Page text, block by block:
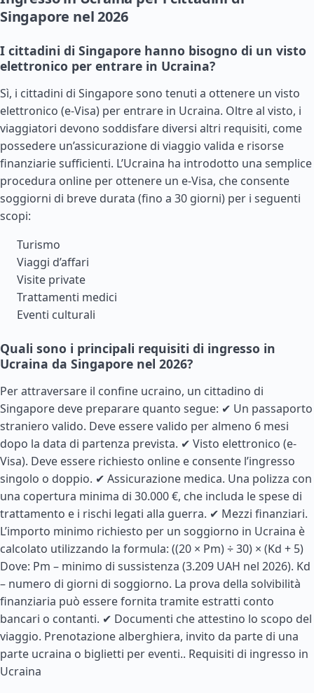
Singapore nel 2026
I cittadini di Singapore hanno bisogno di un visto
elettronico per entrare in Ucraina?
Sì, i cittadini di Singapore sono tenuti a ottenere un visto
elettronico (e-Visa) per entrare in Ucraina. Oltre al visto, i
viaggiatori devono soddisfare diversi altri requisiti, come
possedere un’assicurazione di viaggio valida e risorse
finanziarie sufficienti. L’Ucraina ha introdotto una semplice
procedura online per ottenere un e-Visa, che consente
soggiorni di breve durata (fino a 30 giorni) per i seguenti
scopi:
Turismo
Viaggi d’affari
Visite private
Trattamenti medici
Eventi culturali
Quali sono i principali requisiti di ingresso in
Ucraina da Singapore nel 2026?
Per attraversare il confine ucraino, un cittadino di
Singapore deve preparare quanto segue: ✔ Un passaporto
straniero valido. Deve essere valido per almeno 6 mesi
dopo la data di partenza prevista. ✔ Visto elettronico (e-
Visa). Deve essere richiesto online e consente l’ingresso
singolo o doppio. ✔ Assicurazione medica. Una polizza con
una copertura minima di 30.000 €, che includa le spese di
trattamento e i rischi legati alla guerra. ✔ Mezzi finanziari.
L’importo minimo richiesto per un soggiorno in Ucraina è
calcolato utilizzando la formula: ((20 × Pm) ÷ 30) × (Kd + 5)
Dove: Pm – minimo di sussistenza (3.209 UAH nel 2026). Kd
– numero di giorni di soggiorno. La prova della solvibilità
finanziaria può essere fornita tramite estratti conto
bancari o contanti. ✔ Documenti che attestino lo scopo del
viaggio. Prenotazione alberghiera, invito da parte di una
parte ucraina o biglietti per eventi.. Requisiti di ingresso in
Ucraina